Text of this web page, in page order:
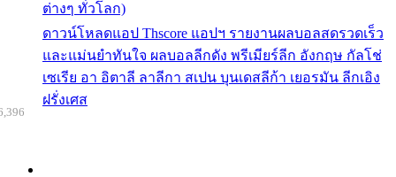
ต่างๆ ทั่วโลก)
ดาวน์โหลดแอป Thscore แอปฯ รายงานผลบอลสดรวดเร็ว
และแม่นยำทันใจ ผลบอลลีกดัง พรีเมียร์ลีก อังกฤษ กัลโช่
เซเรีย อา อิตาลี ลาลีกา สเปน บุนเดสลีก้า เยอรมัน ลีกเอิง
ฝรั่งเศส